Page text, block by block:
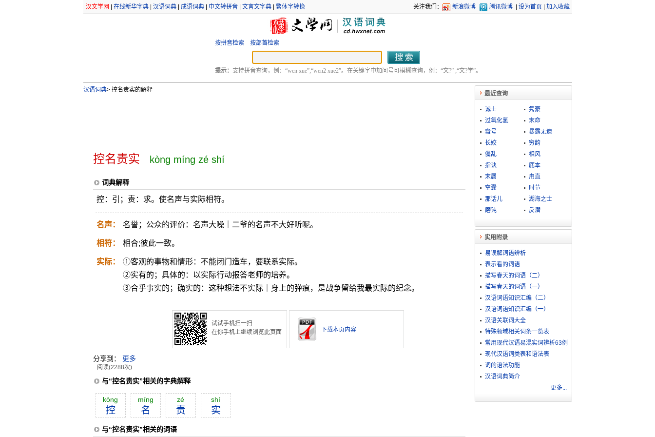
汉文学网 在线新华字典| 汉语词典| 成语词典| 中文转拼音| 文言文字典| 繁体字转换 关注我们： 新浪微博 腾讯微博 设为首页 加入收藏
按拼音检索 按部首检索
提示： 支持拼音查询，例：“wen xue”;“wen2 xue2”。在关键字中加问号可模糊查询，例：“文?” ;“文?学”。
汉语词典>控名责实的解释
控名责实 kòng míng zé shí
词典解释
控：引；责：求。使名声与实际相符。
名声： 名誉；公众的评价：名声大噪｜二爷的名声不大好听呢。
相符： 相合;彼此一致。
实际：
①客观的事物和情形：不能闭门造车，要联系实际。
②实有的；具体的：以实际行动报答老师的培养。
③合乎事实的；确实的：这种想法不实际｜身上的弹痕，是战争留给我最实际的纪念。
试试手机扫一扫
在你手机上继续浏览此页面
下载本页内容
分享到： 更多
阅读(2288次)
与“控名责实”相关的字典解释
kòng
控
míng
名
zé
责
shí
实
与“控名责实”相关的词语
最近查询
诚士
隽豪
过氧化氢
末命
齍号
暴露无遗
长姣
穷韵
儳乱
相风
指诀
底本
末属
甪直
空囊
时节
那话儿
湖海之士
磨钝
反潜
实用附录
易误解词语辨析
表示看的词语
描写春天的词语（二）
描写春天的词语（一）
汉语词语知识汇编（二）
汉语词语知识汇编（一）
汉语关联词大全
特殊领域相关词条一览表
常用现代汉语易混实词辨析63例
现代汉语词类表和语法表
词的语法功能
汉语词典简介
更多...